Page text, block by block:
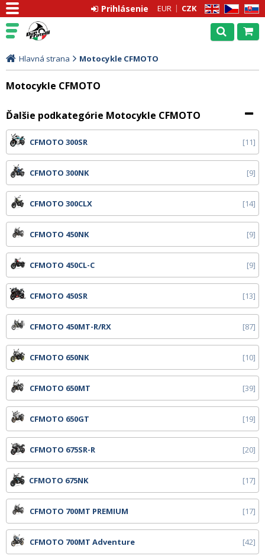
EN CZ SK
EUR CZK
Prihlásenie
Hlavná strana Motocykle CFMOTO
Motocykle CFMOTO
Ďalšie podkategórie Motocykle CFMOTO
CFMOTO 300SR 11
CFMOTO 300NK 9
CFMOTO 300CLX 14
CFMOTO 450NK 9
CFMOTO 450CL-C 9
CFMOTO 450SR 13
CFMOTO 450MT-R/RX 87
CFMOTO 650NK 10
CFMOTO 650MT 39
CFMOTO 650GT 19
CFMOTO 675SR-R 20
CFMOTO 675NK 17
CFMOTO 700MT PREMIUM 17
CFMOTO 700MT Adventure 42